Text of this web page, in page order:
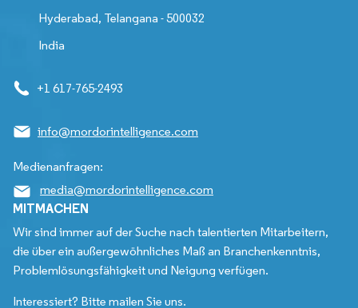
Hyderabad, Telangana - 500032
India
+1 617-765-2493
info@mordorintelligence.com
Medienanfragen:
media@mordorintelligence.com
MITMACHEN
Wir sind immer auf der Suche nach talentierten Mitarbeitern,
die über ein außergewöhnliches Maß an Branchenkenntnis,
Problemlösungsfähigkeit und Neigung verfügen.
Interessiert? Bitte mailen Sie uns.